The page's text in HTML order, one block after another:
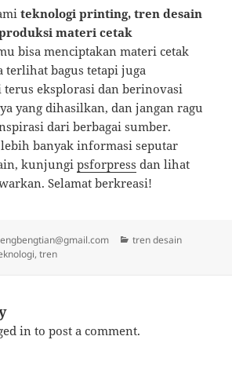
teknologi printing, tren desain
materi cetak
bisa menciptakan materi cetak
terlihat bagus tetapi juga
eksplorasi dan berinovasi
yang dihasilkan, dan jangan ragu
dari berbagai sumber.
banyak informasi seputar
kunjungipsforpress dan lihat
Selamat berkreasi!
Author
engbengtian@gmail.com Categories
tren desain
,tren
in to post a comment.